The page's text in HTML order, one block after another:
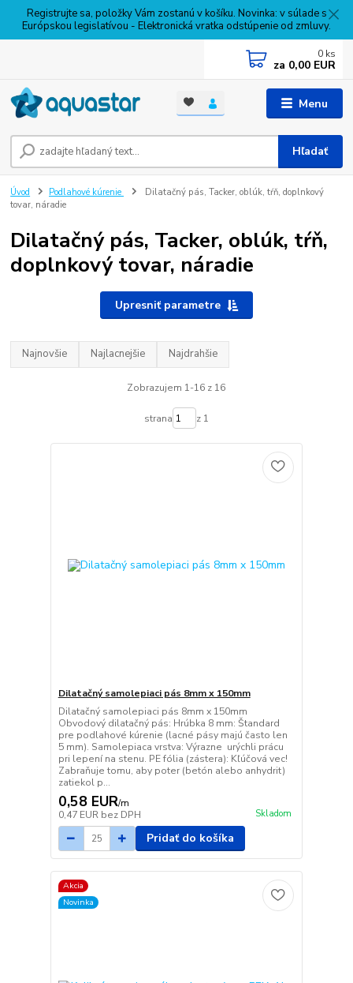
Registrujte sa, položky Vám zostanú v košíku. Novinka: v súlade s
Európskou legislatívou - Elektronická vratka odstúpenie od zmluvy.
Menu
Hľadať
0 ks
za 0,00 EUR
Úvod Podlahové kúrenie
Dilatačný pás, Tacker, oblúk, tŕň, doplnkový
tovar, náradie
Dilatačný pás, Tacker, oblúk, tŕň,
doplnkový tovar, náradie
Upresniť parametre
Najnovšie Najlacnejšie Najdrahšie
Zobrazujem 1-16 z 16
strana z 1
Dilatačný samolepiaci pás 8mm x 150mm
Dilatačný samolepiaci pás 8mm x 150mm
Obvodový dilatačný pás: Hrúbka 8 mm: Štandard
pre podlahové kúrenie (lacné pásy majú často len
5 mm). Samolepiaca vrstva: Výrazne urýchli prácu
pri lepení na stenu. PE fólia (zástera): Kľúčová vec!
Zabraňuje tomu, aby poter (betón alebo anhydrit)
zatiekol p...
0,58 EUR/m
0,47 EUR bez DPH Skladom
Pridať do košíka
Akcia
Novinka